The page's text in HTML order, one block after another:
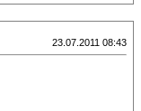
23.07.2011 08:43